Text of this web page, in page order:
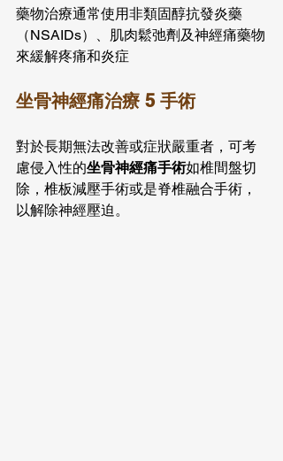
藥物治療通常使用非類固醇抗發炎藥
（NSAIDs）、肌肉鬆弛劑及神經痛藥物
來緩解疼痛和炎症
坐骨神經痛治療 5 手術
對於長期無法改善或症狀嚴重者，可考
慮侵入性的坐骨神經痛手術如椎間盤切
除，椎板減壓手術或是脊椎融合手術，
以解除神經壓迫。